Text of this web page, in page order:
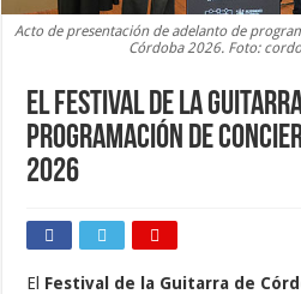
Acto de presentación de adelanto de
Córdoba 2026. Foto:
El Festival de la
programación de
2026
El Festival de la Guitarra de